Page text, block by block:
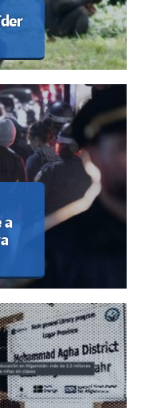
a